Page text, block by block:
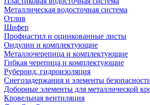
Металлическая водосточная система
Отлив
Шифер
Профнастил и оцинкованные листы
Ондулин и комплектующие
Металлочерепица и комплектующие
Гибкая черепица и комплектующие
Рубероид, гидроизоляция
Снегозадержания и элементы
Доборные элементы для металлической
Кровельная вентиляция